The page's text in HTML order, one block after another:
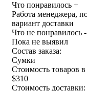
Что понравилось +
Работа менеджера,
вариант доставки
Что не понравилось -
Пока не выявил
Состав заказа:
Сумки
Стоимость товаров в
$310
Стоимость доставки: